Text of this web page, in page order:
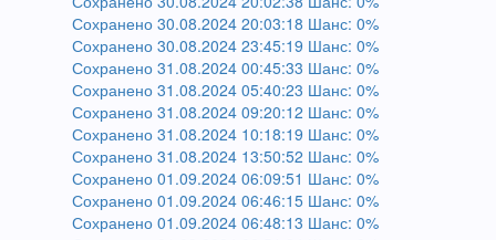
Сохранено 30.08.2024 20:03:18 Шанс: 0%
Сохранено 30.08.2024 23:45:19 Шанс: 0%
Сохранено 31.08.2024 00:45:33 Шанс: 0%
Сохранено 31.08.2024 05:40:23 Шанс: 0%
Сохранено 31.08.2024 09:20:12 Шанс: 0%
Сохранено 31.08.2024 10:18:19 Шанс: 0%
Сохранено 31.08.2024 13:50:52 Шанс: 0%
Сохранено 01.09.2024 06:09:51 Шанс: 0%
Сохранено 01.09.2024 06:46:15 Шанс: 0%
Сохранено 01.09.2024 06:48:13 Шанс: 0%